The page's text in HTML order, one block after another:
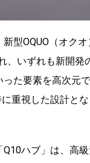
型OQUO（オク
、いずれも新開
た要素を高次元
重視した設計と
ハブ」は、高